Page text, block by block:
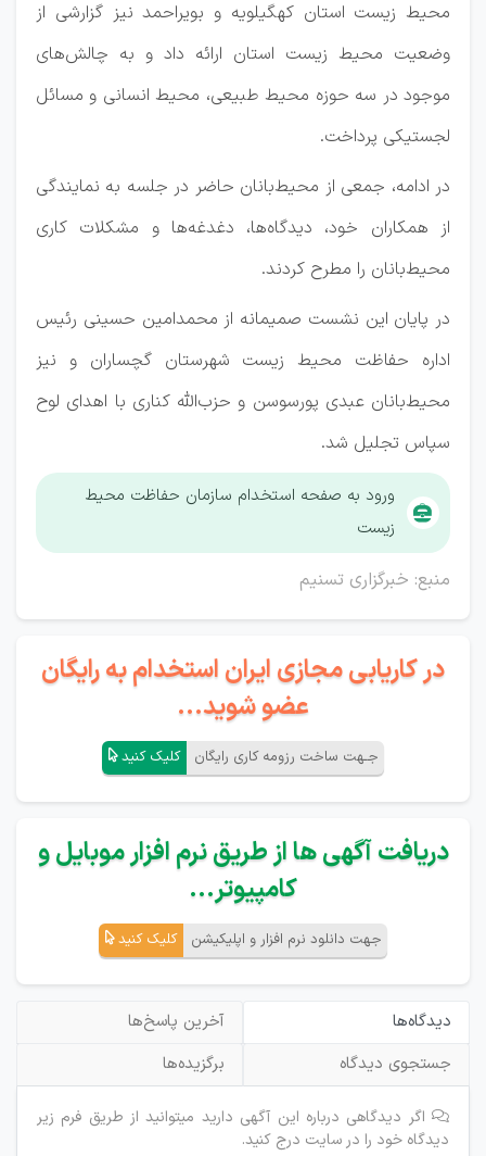
محیط زیست استان کهگیلویه و بویراحمد نیز گزارشی از
وضعیت محیط زیست استان ارائه داد و به چالش‌های
موجود در سه حوزه محیط طبیعی، محیط انسانی و مسائل
لجستیکی پرداخت.
در ادامه، جمعی از محیط‌بانان حاضر در جلسه به نمایندگی
از همکاران خود، دیدگاه‌ها، دغدغه‌ها و مشکلات کاری
محیط‌بانان را مطرح کردند.
در پایان این نشست صمیمانه از محمدامین حسینی رئیس
اداره حفاظت محیط زیست شهرستان گچساران و نیز
محیط‌بانان عبدی پورسوسن و حزب‌الله کناری با اهدای لوح
سپاس تجلیل شد.
ورود به صفحه استخدام سازمان حفاظت محیط
زیست
منبع: خبرگزاری تسنیم
در کاریابی مجازی ایران استخدام به رایگان
عضو شوید...
جـهت ساخت رزومه کاری رایگان کلیک کنید
دریافت آگهی ها از طریق نرم افزار موبایل و
کامپیوتر...
جهت دانلود نرم افزار و اپلیکیشن کلیک کنید
دیدگاه‌ها
آخرین پاسخ‌ها
جستجوی دیدگاه
برگزیده‌ها
اگر دیدگاهی درباره این آگهی دارید میتوانید از طریق فرم زیر
دیدگاه خود را در سایت درج کنید.